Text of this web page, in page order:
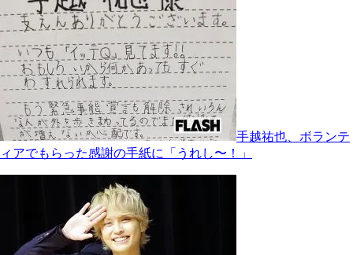
手越祐也、ボランテ
ィアでもらった感謝の手紙に「うれし〜！」